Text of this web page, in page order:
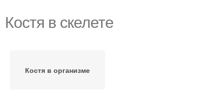
Костя в скелете
Костя в организме